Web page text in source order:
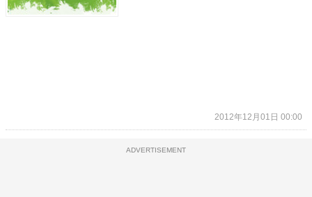
2012年12月01日 00:00
ADVERTISEMENT